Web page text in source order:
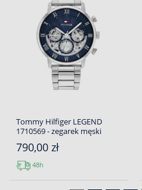
Tommy Hilfiger LEGEND
1710569 - zegarek męski
790,00 zł
48h